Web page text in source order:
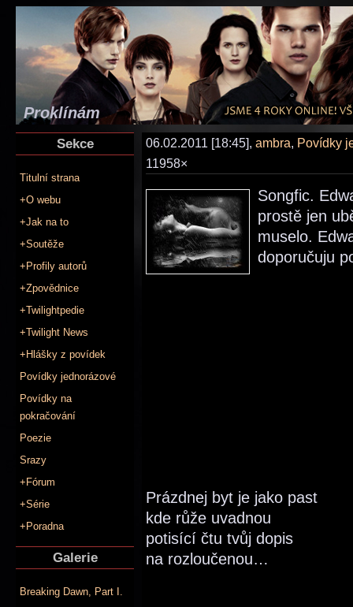
Proklínám
Sekce
Titulní strana
+O webu
+Jak na to
+Soutěže
+Profily autorů
+Zpovědnice
+Twilightpedie
+Twilight News
+Hlášky z povídek
Povídky jednorázové
Povídky na
pokračování
Poezie
Srazy
+Fórum
+Série
+Poradna
Galerie
Breaking Dawn, Part I.
06.02.2011 [18:45], ambra, Povídky
11958×
Songfic.
prostě jen
muselo.
doporučuju
Prázdnej byt je jako past
kde růže uvadnou
potisící čtu tvůj dopis
na rozloučenou…